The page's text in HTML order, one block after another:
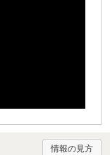
情報の見方